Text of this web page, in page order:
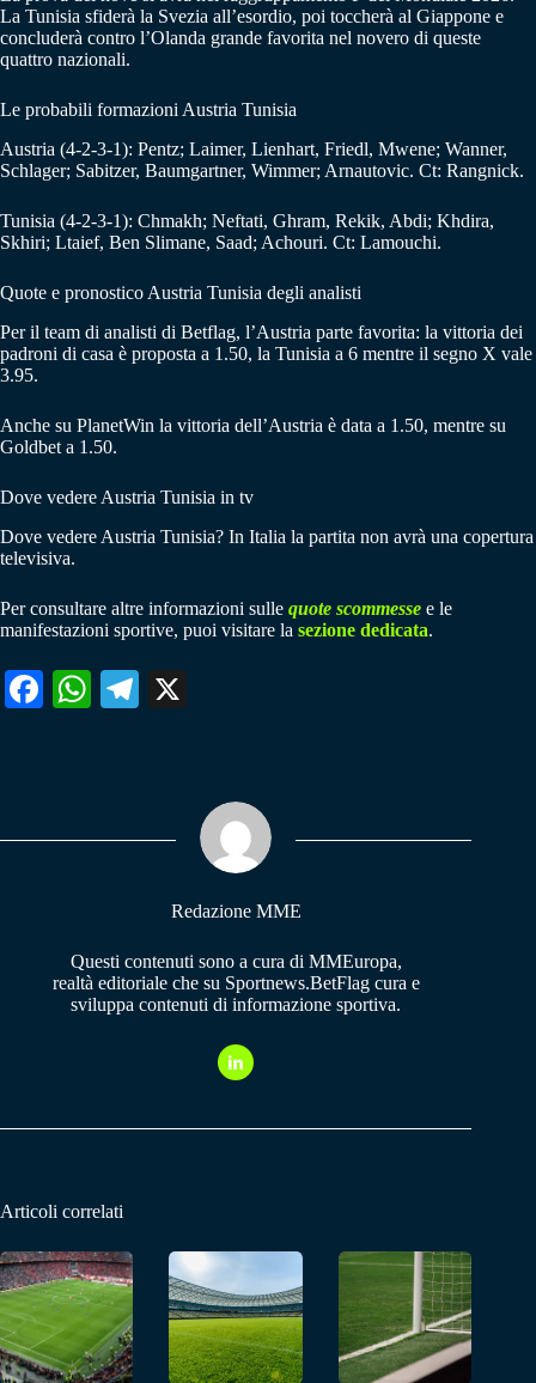
La Tunisia sfiderà la Svezia all’esordio, poi toccherà al Giappone e
concluderà contro l’Olanda grande favorita nel novero di queste
quattro nazionali.
Le probabili formazioni Austria Tunisia
Austria (4-2-3-1): Pentz; Laimer, Lienhart, Friedl, Mwene; Wanner,
Schlager; Sabitzer, Baumgartner, Wimmer; Arnautovic. Ct: Rangnick.
Tunisia (4-2-3-1): Chmakh; Neftati, Ghram, Rekik, Abdi; Khdira,
Skhiri; Ltaief, Ben Slimane, Saad; Achouri. Ct: Lamouchi.
Quote e pronostico Austria Tunisia degli analisti
Per il team di analisti di Betflag, l’Austria parte favorita: la vittoria dei
padroni di casa è proposta a 1.50, la Tunisia a 6 mentre il segno X vale
3.95.
Anche su PlanetWin la vittoria dell’Austria è data a 1.50, mentre su
Goldbet a 1.50.
Dove vedere Austria Tunisia in tv
Dove vedere Austria Tunisia? In Italia la partita non avrà una copertura
televisiva.
Per consultare altre informazioni sulle quote scommesse e le
manifestazioni sportive, puoi visitare la sezione dedicata.
Fa W
pp
Te
m
Redazione MME
Questi contenuti sono a cura di MMEuropa,
realtà editoriale che su Sportnews.BetFlag cura e
sviluppa contenuti di informazione sportiva.
Articoli correlati